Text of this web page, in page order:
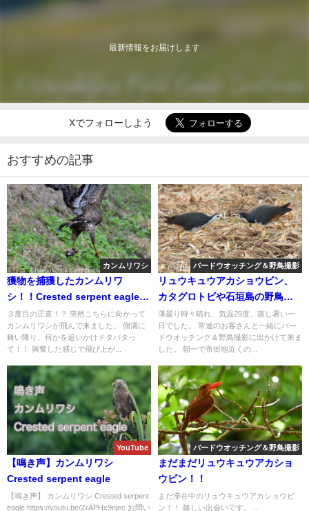
最新情報をお届けします
Xでフォローしよう
おすすめの記事
カンムリワシ
獲物を捕獲したカンムリワ
シ！！Crested serpent eagle
that captured its prey.
３度目の正直！？ 突然こちらに向かって
カンムリワシが飛んで来ました。 側溝に
舞い降り、何かを追いかけドタバタっ
て！！ 興奮した感じで飛び上が...
バードウオッチング＆野鳥撮影
リュウキュウアカショウビン、
カタグロトビや石垣島の野鳥を
求めて!!バードウオッチング＆野
鳥撮影ガイド!!
薄曇り時々晴れ、気温29度、蒸し暑い一
日でした。 常連のお客さんと一緒にバー
ドウオッチング＆野鳥撮影に出かけて来ま
した。 朝一で市街地近くの...
YouTube
【鳴き声】カンムリワシ
Crested serpent eagle
【鳴き声】 カンムリワシ Crested serpent
eagle https://youtu.be/ZrAPHx9njec お問い
バードウオッチング＆野鳥撮影
まだまだリュウキュウアカショ
ウビン！！
まだ滞在中のリュウキュウアカショウビ
ン！！ 嬉しい出会いです。...